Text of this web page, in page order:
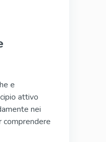
e
attivo
nei
comprendere